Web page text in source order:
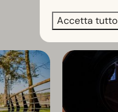
vivono
tutti i
9 alle
a
disabili.
Di più
Accetta tutto